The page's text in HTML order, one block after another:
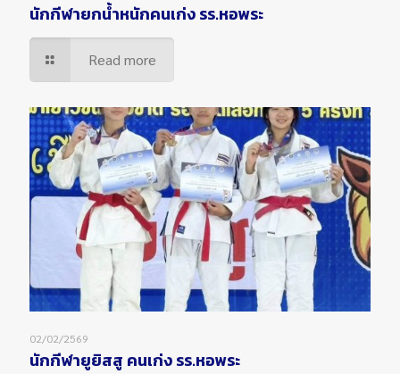
นักกีฬายกน้ำหนักคนเก่ง รร.หอพระ
Read more
02/02/2569
นักกีฬายูยิสสู คนเก่ง รร.หอพระ